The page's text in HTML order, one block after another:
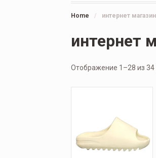
Home / интернет
интернет
Отображение 1–28 из 34